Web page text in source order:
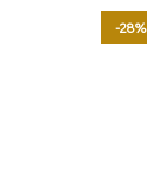
-28%